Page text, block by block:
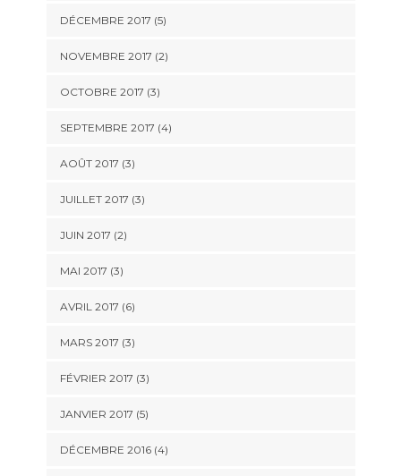
DÉCEMBRE 2017 (5)
NOVEMBRE 2017 (2)
OCTOBRE 2017 (3)
SEPTEMBRE 2017 (4)
AOÛT 2017 (3)
JUILLET 2017 (3)
JUIN 2017 (2)
MAI 2017 (3)
AVRIL 2017 (6)
MARS 2017 (3)
FÉVRIER 2017 (3)
JANVIER 2017 (5)
DÉCEMBRE 2016(4)